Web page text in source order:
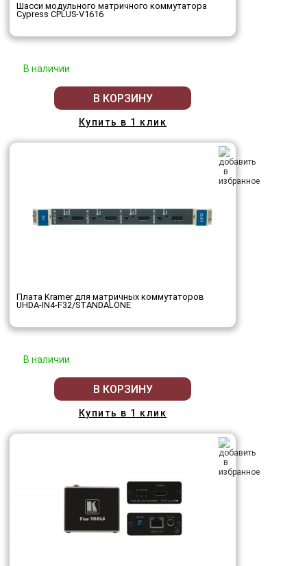
Шасси модульного матричного коммутатора
Cypress CPLUS-V1616
В наличии
В КОРЗИНУ
Купить в 1 клик
Плата Kramer для матричных коммутаторов
UHDA-IN4-F32/STANDALONE
В наличии
В КОРЗИНУ
Купить в 1 клик